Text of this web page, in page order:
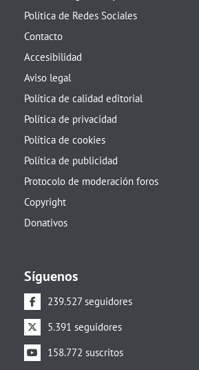
Política de Redes Sociales
Contacto
Accesibilidad
Aviso legal
Política de calidad editorial
Política de privacidad
Política de cookies
Política de publicidad
Protocolo de moderación foros
Copyright
Donativos
Síguenos
239.527 seguidores
5.391 seguidores
158.772 suscritos